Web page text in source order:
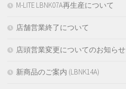
M-LITE LBNK07A再生産について
店舗営業終了について
店頭営業変更についてのお知らせ
新商品のご案内 (LBNK14A)